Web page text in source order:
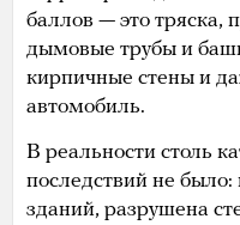
баллов — это тряска,
дымовые трубы и
кирпичные стены и
автомобиль.
В реальности столь
последствий не
зданий, разрушена